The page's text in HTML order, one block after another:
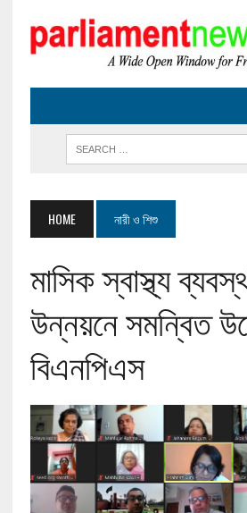
HOME নারী ও শিশু
মাসিক স্বাস্থ্য
উন্নয়নে সমন্বিত
বিএনপিএস